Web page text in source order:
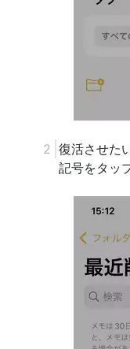
復活させた
記号をタッ